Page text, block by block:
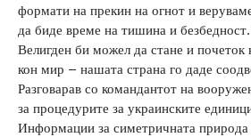
формати на прекин на огнот и
да биде време на тишина и
Велигден би можел да стане и почеток
кон мир – нашата страна го даде
Разговарав со командантот на
за процедурите за украинските
Информации за симетричната природа